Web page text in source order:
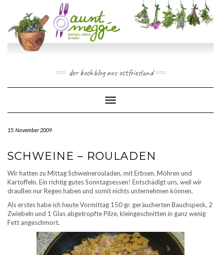
content
der kochblog aus ostfriesland
Toggle Navigation
15. November 2009
SCHWEINE – ROULADEN
Wir hatten zu Mittag Schweinerouladen, mit Erbsen, Möhren und
Kartoffeln. Ein richtig gutes Sonntagsessen! Entschädigt uns, weil wir
draußen nur Regen haben und somit nichts unternehmen können.
Als erstes habe ich heute Vormittag 150 gr. geräucherten Bauchspeck, 2
Zwiebeln und 1 Glas abgetropfte Pilze, kleingeschnitten in ganz wenig
Fett angeschmort.